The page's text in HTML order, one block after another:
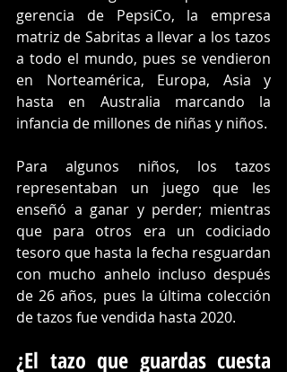
gerencia de PepsiCo, la empresa
matriz de Sabritas a llevar a los tazos
a todo el mundo, pues se vendieron
en Norteamérica, Europa, Asia y
hasta en Australia marcando la
infancia de millones de niñas y niños.
Para algunos niños, los tazos
representaban un juego que les
enseñó a ganar y perder; mientras
que para otros era un codiciado
tesoro que hasta la fecha resguardan
con mucho anhelo incluso después
de 26 años, pues la última colección
de tazos fue vendida hasta 2020.
¿El tazo que guardas cuesta